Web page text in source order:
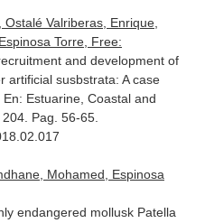
Valriberas, Enrique,
Torre, Free:
and development of
artificial susbstrata: A case
En: Estuarine, Coastal and
Pag. 56-65.
Mohamed, Espinosa
endangered mollusk Patella